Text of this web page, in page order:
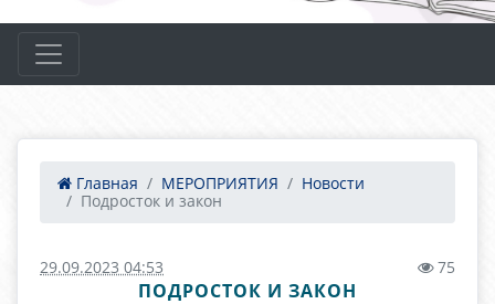
Главная МЕРОПРИЯТИЯ
Новости
Подросток и закон
29.09.2023 04:53 75
ПОДРОСТОК И ЗАКОН